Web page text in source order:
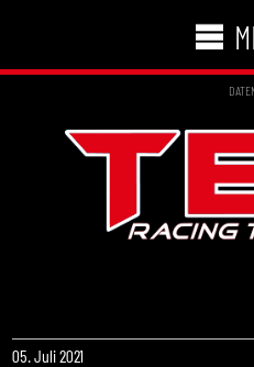
05. Juli 2021